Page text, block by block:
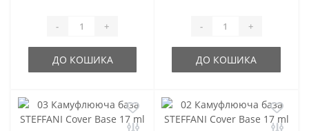
- +
ДО КОШИКА
- +
ДО КОШИКА